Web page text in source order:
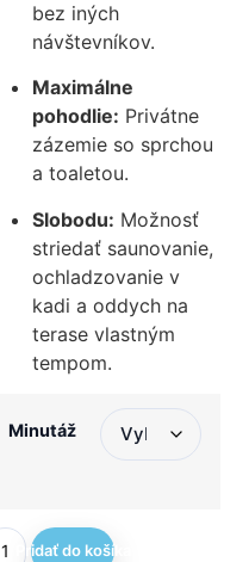
bez iných
návštevníkov.
Maximálne
pohodlie: Privátne
zázemie so sprchou
a toaletou.
Slobodu: Možnosť
striedať saunovanie,
ochladzovanie v
kadi a oddych na
terase vlastným
tempom.
Minutáž
Pridať do košíka